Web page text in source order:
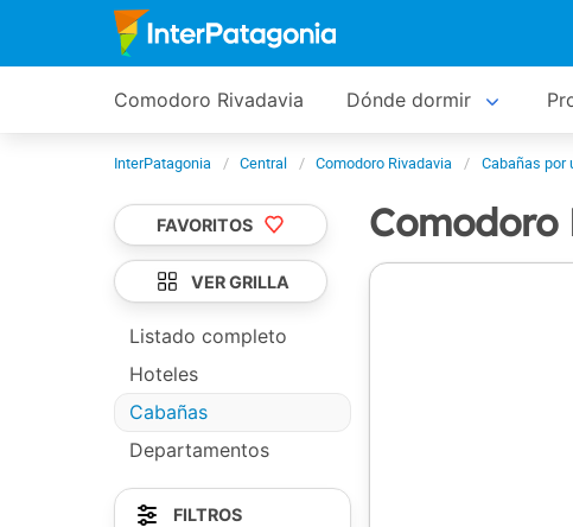
Comodoro Rivadavia Dónde dormir
InterPatagonia Central Comodoro Rivadavia Cabañas por
Comodoro
FAVORITOS
VER GRILLA
Listado completo
Hoteles
Cabañas
Departamentos
FILTROS